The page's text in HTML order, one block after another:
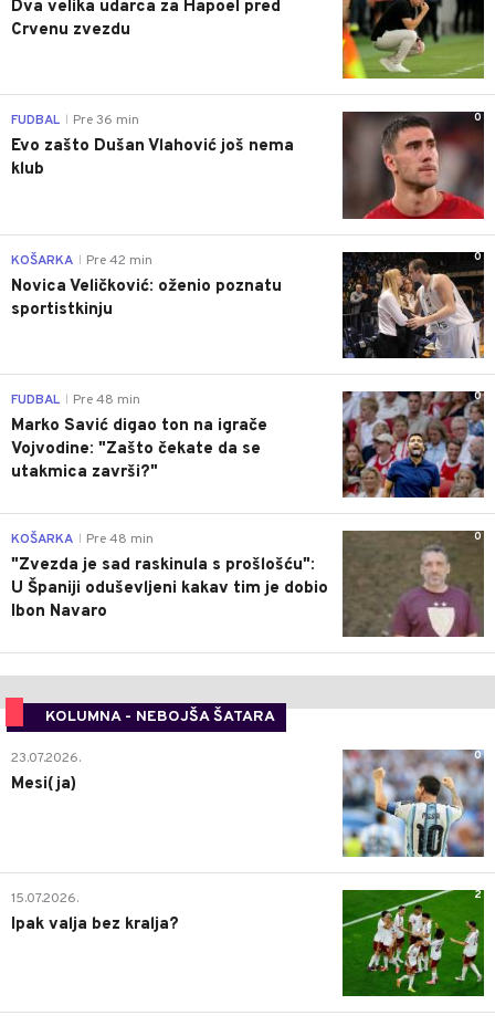
Dva velika udarca za Hapoel pred
Crvenu zvezdu
0
FUDBAL Pre 36 min
Evo zašto Dušan Vlahović još nema
klub
0
KOŠARKA Pre 42 min
Novica Veličković: oženio poznatu
sportistkinju
0
FUDBAL Pre 48 min
Marko Savić digao ton na igrače
Vojvodine: "Zašto čekate da se
utakmica završi?"
0
KOŠARKA Pre 48 min
"Zvezda je sad raskinula s prošlošću":
U Španiji oduševljeni kakav tim je dobio
Ibon Navaro
KOLUMNA - NEBOJŠA ŠATARA
0
23.07.2026.
Mesi(ja)
2
15.07.2026.
Ipak valja bez kralja?